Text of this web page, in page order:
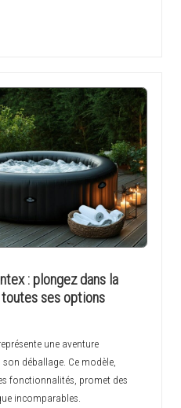
: plongez dans la
ses options
une aventure
déballage. Ce modèle,
fonctionnalités, promet des
incomparables.